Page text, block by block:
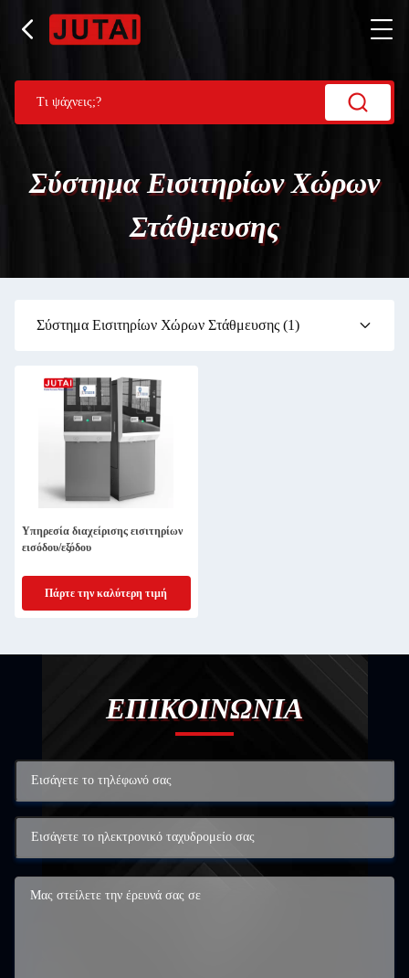
Σύστημα Εισιτηρίων Χώρων
Στάθμευσης
Σύστημα Εισιτηρίων Χώρων Στάθμευσης (1)
Υπηρεσία διαχείρισης εισιτηρίων
εισόδου/εξόδου
Πάρτε την καλύτερη τιμή
ΕΠΙΚΟΙΝΩΝΙΑ